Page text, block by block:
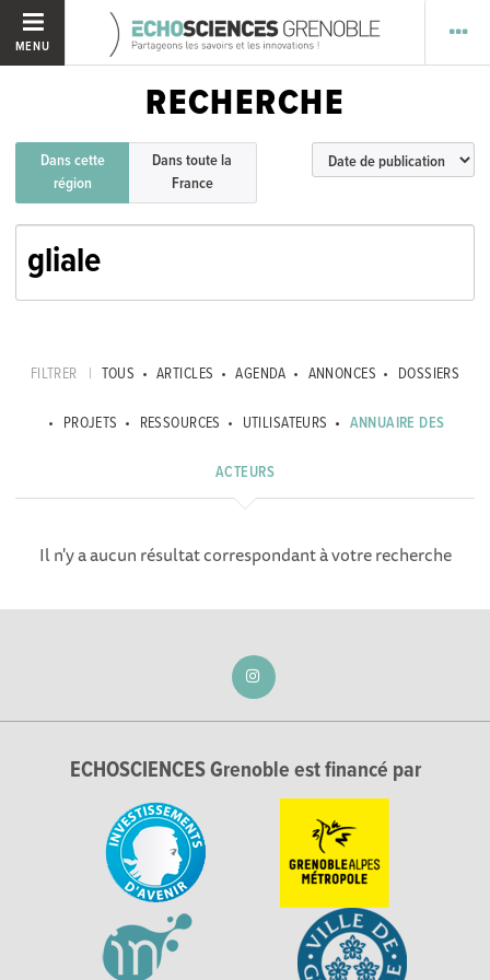
MENU
RECHERCHE
Dans cette
région
Dans toute la
France
FILTRER | TOUS ARTICLES AGENDA ANNONCES DOSSIERS
PROJETS RESSOURCES UTILISATEURS ANNUAIRE DES
ACTEURS
Il n'y a aucun résultat correspondant à votre recherche
ECHOSCIENCES Grenoble est financé par